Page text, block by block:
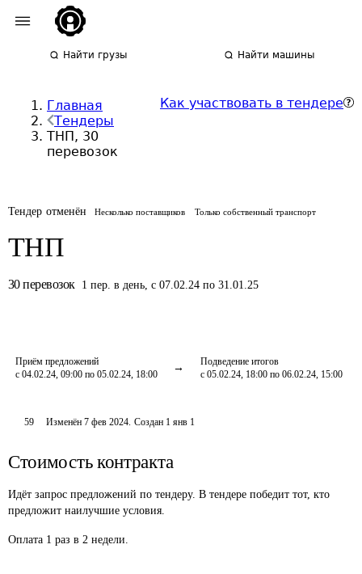
Найти грузы Найти машины
Главная
Тендеры
ТНП, 30
перевозок
Как участвовать в тендере
Тендер отменён Несколько поставщиков Только собственный транспорт
ТНП
30 перевозок 1 пер. в день, с 07.02.24 по 31.01.25
Приём предложений
с 04.02.24, 09:00 по 05.02.24, 18:00
Подведение итогов
с 05.02.24, 18:00 по 06.02.24, 15:00
59 Изменён7 фев 2024. Создан 1 янв 1
Стоимость контракта
Идёт запрос предложений по тендеру. В тендере победит тот, кто
предложит наилучшие условия.
Оплата 1 раз в 2 недели.